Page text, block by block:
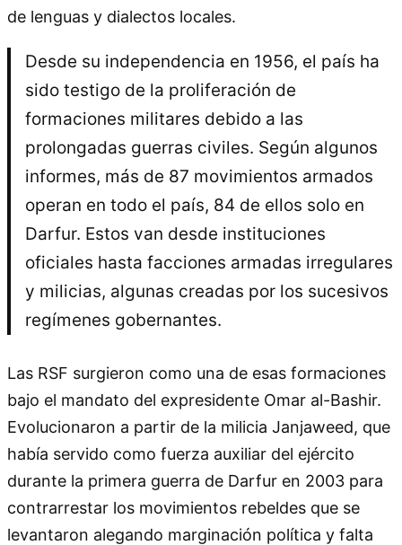
de lenguas y dialectos locales.
Desde su independencia en 1956, el país ha
sido testigo de la proliferación de
formaciones militares debido a las
prolongadas guerras civiles. Según algunos
informes, más de 87 movimientos armados
operan en todo el país, 84 de ellos solo en
Darfur. Estos van desde instituciones
oficiales hasta facciones armadas irregulares
y milicias, algunas creadas por los sucesivos
regímenes gobernantes.
Las RSF surgieron como una de esas formaciones
bajo el mandato del expresidente Omar al-Bashir.
Evolucionaron a partir de la milicia Janjaweed, que
había servido como fuerza auxiliar del ejército
durante la primera guerra de Darfur en 2003 para
contrarrestar los movimientos rebeldes que se
levantaron alegando marginación política y falta